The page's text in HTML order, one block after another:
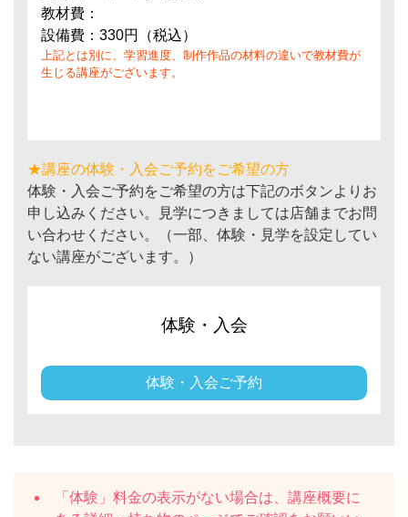
教材費：
設備費：330円（税込）
上記とは別に、学習進度、制作作品の材料の違いで教材費が
生じる講座がございます。
★講座の体験・入会ご予約をご希望の方
体験・入会ご予約をご希望の方は下記のボタンよりお
申し込みください。見学につきましては店舗までお問
い合わせください。（一部、体験・見学を設定してい
ない講座がございます。）
体験・入会
体験・入会ご予約
「体験」料金の表示がない場合は、講座概要に